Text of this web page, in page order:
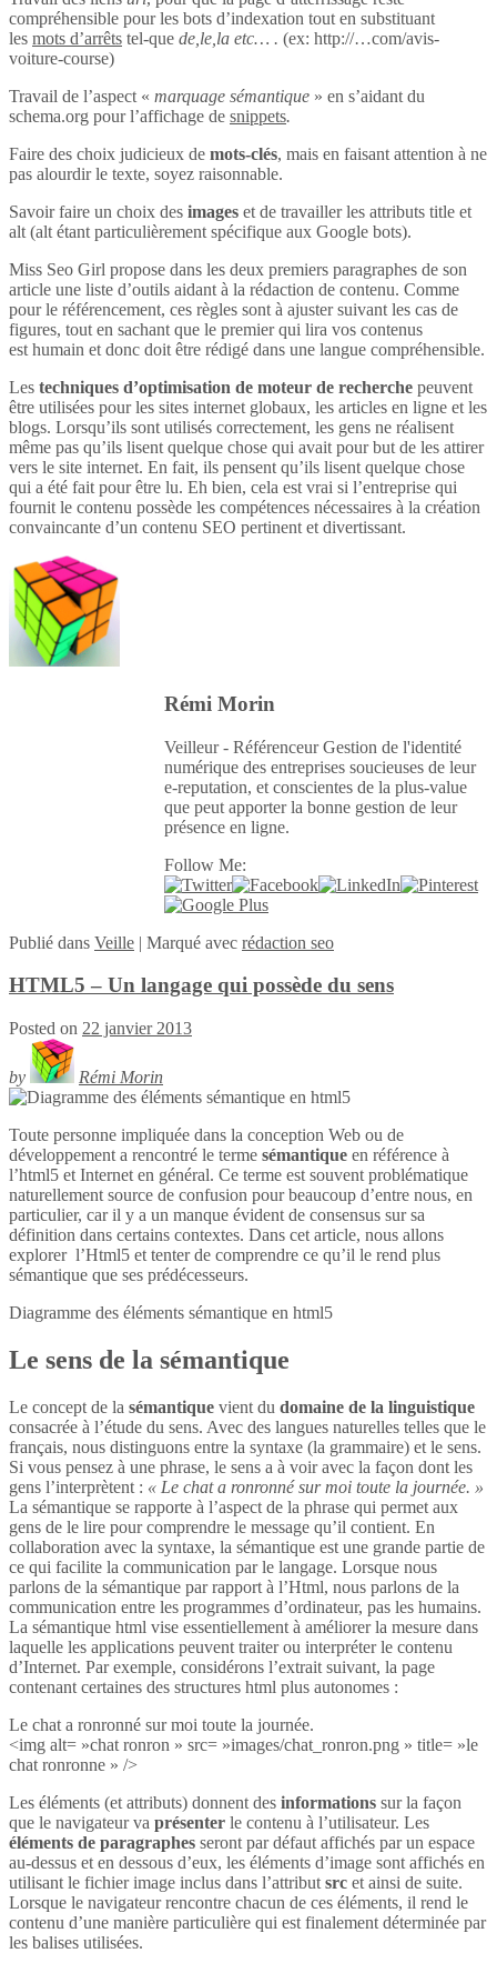
compréhensible pour les bots d’indexation tout en substituant
les mots d’arrêts tel-que de,le,la etc… . (ex: http://…com/avis-
voiture-course)
Travail de l’aspect « marquage sémantique » en s’aidant du
schema.org pour l’affichage de snippets.
Faire des choix judicieux de mots-clés, mais en faisant attention à ne
pas alourdir le texte, soyez raisonnable.
Savoir faire un choix des images et de travailler les attributs title et
alt (alt étant particulièrement spécifique aux Google bots).
Miss Seo Girl propose dans les deux premiers paragraphes de son
article une liste d’outils aidant à la rédaction de contenu. Comme
pour le référencement, ces règles sont à ajuster suivant les cas de
figures, tout en sachant que le premier qui lira vos contenus
est humain et donc doit être rédigé dans une langue compréhensible.
Les techniques d’optimisation de moteur de recherche peuvent
être utilisées pour les sites internet globaux, les articles en ligne et les
blogs. Lorsqu’ils sont utilisés correctement, les gens ne réalisent
même pas qu’ils lisent quelque chose qui avait pour but de les attirer
vers le site internet. En fait, ils pensent qu’ils lisent quelque chose
qui a été fait pour être lu. Eh bien, cela est vrai si l’entreprise qui
fournit le contenu possède les compétences nécessaires à la création
convaincante d’un contenu SEO pertinent et divertissant.
Rémi Morin
Veilleur - Référenceur Gestion de l'identité
numérique des entreprises soucieuses de leur
e-reputation, et conscientes de la plus-value
que peut apporter la bonne gestion de leur
présence en ligne.
Follow Me:
Publié dans Veille | Marqué avec rédaction seo
HTML5 – Un langage qui possède du sens
Posted on 22 janvier 2013
by Rémi Morin
Toute personne impliquée dans la conception Web ou de
développement a rencontré le terme sémantique en référence à
l’html5 et Internet en général. Ce terme est souvent problématique
naturellement source de confusion pour beaucoup d’entre nous, en
particulier, car il y a un manque évident de consensus sur sa
définition dans certains contextes. Dans cet article, nous allons
explorer l’Html5 et tenter de comprendre ce qu’il le rend plus
sémantique que ses prédécesseurs.
Diagramme des éléments sémantique en html5
Le sens de la sémantique
Le concept de la sémantique vient du domaine de la linguistique
consacrée à l’étude du sens. Avec des langues naturelles telles que le
français, nous distinguons entre la syntaxe (la grammaire) et le sens.
Si vous pensez à une phrase, le sens a à voir avec la façon dont les
gens l’interprètent : « Le chat a ronronné sur moi toute la journée. »
La sémantique se rapporte à l’aspect de la phrase qui permet aux
gens de le lire pour comprendre le message qu’il contient. En
collaboration avec la syntaxe, la sémantique est une grande partie de
ce qui facilite la communication par le langage. Lorsque nous
parlons de la sémantique par rapport à l’Html, nous parlons de la
communication entre les programmes d’ordinateur, pas les humains.
La sémantique html vise essentiellement à améliorer la mesure dans
laquelle les applications peuvent traiter ou interpréter le contenu
d’Internet. Par exemple, considérons l’extrait suivant, la page
contenant certaines des structures html plus autonomes :
Le chat a ronronné sur moi toute la journée.
<img alt= »chat ronron » src= »images/chat_ronron.png » title= »le
chat ronronne » />
Les éléments (et attributs) donnent des informations sur la façon
que le navigateur va présenter le contenu à l’utilisateur. Les
éléments de paragraphes seront par défaut affichés par un espace
au-dessus et en dessous d’eux, les éléments d’image sont affichés en
utilisant le fichier image inclus dans l’attribut src et ainsi de suite.
Lorsque le navigateur rencontre chacun de ces éléments, il rend le
contenu d’une manière particulière qui est finalement déterminée par
les balises utilisées.